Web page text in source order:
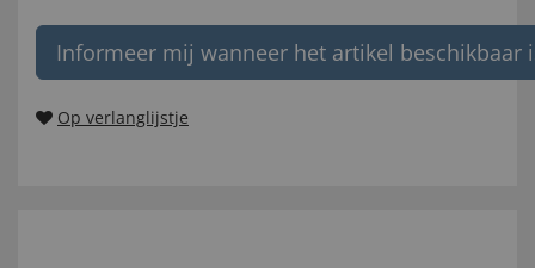
Informeer mij wanneer het artikel beschikbaar
Op verlanglijstje